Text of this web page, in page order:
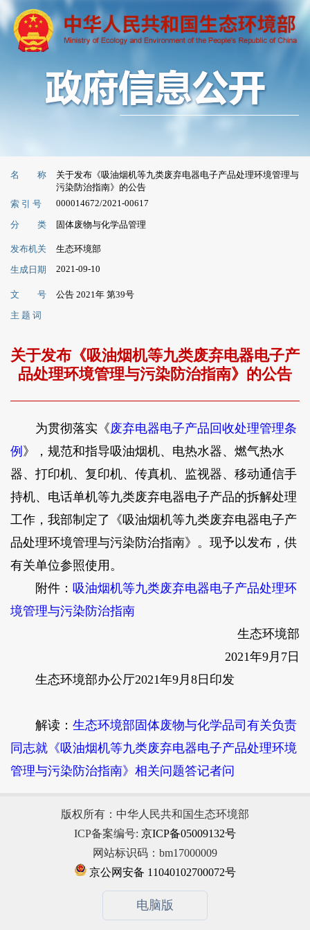
名 称
关于发布《吸油烟机等九类废弃电器电子产品处理环境管理与
污染防治指南》的公告
索 引 号
000014672/2021-00617
分 类 固体废物与化学品管理
发布机关
生态环境部
生成日期
2021-09-10
文 号
公告 2021年 第39号
主 题 词
关于发布《吸油烟机等九类废弃电器电子产
品处理环境管理与污染防治指南》的公告
为贯彻落实《废弃电器电子产品回收处理管理条
例 》，规范和指导吸油烟机、电热水器、燃气热水
器、打印机、复印机、传真机、监视器、移动通信手
持机、电话单机等九类废弃电器电子产品的拆解处理
工作，我部制定了《吸油烟机等九类废弃电器电子产
品处理环境管理与污染防治指南》。现予以发布，供
有关单位参照使用。
附件： 吸油烟机等九类废弃电器电子产品处理环
境管理与污染防治指南
生态环境部
2021年9月7日
生态环境部办公厅2021年9月8日印发
解读： 生态环境部固体废物与化学品司有关负责
同志就《吸油烟机等九类废弃电器电子产品处理环境
管理与污染防治指南》相关问题答记者问
版权所有：中华人民共和国生态环境部
ICP备案编号: 京ICP备05009132号
网站标识码：bm17000009
京公网安备 11040102700072号
电脑版